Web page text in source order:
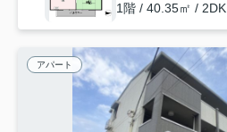
1階 / 40.35㎡ / 2DK
アパート